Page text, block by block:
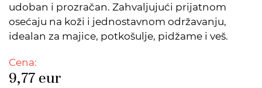
udoban i prozračan. Zahvaljujući prijatnom
osećaju na koži i jednostavnom održavanju,
idealan za majice, potkošulje, pidžame i veš.
Cena:
9,77 eur